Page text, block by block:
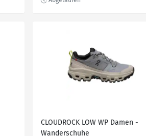
CLOUDROCK LOW WP Damen -
Wanderschuhe